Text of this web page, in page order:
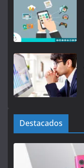
Destacados